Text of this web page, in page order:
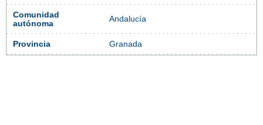
Comunidad
autónoma
Andalucía
Provincia Granada